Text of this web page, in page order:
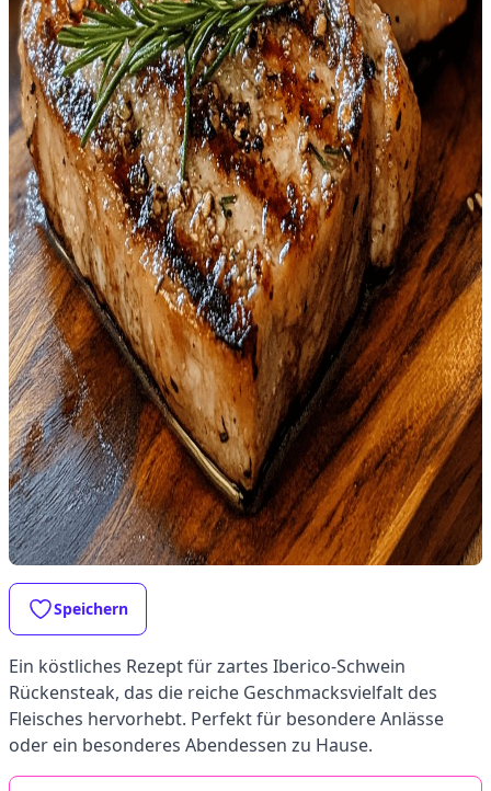
Speichern
Ein köstliches Rezept für zartes Iberico-Schwein
Rückensteak, das die reiche Geschmacksvielfalt des
Fleisches hervorhebt. Perfekt für besondere Anlässe
oder ein besonderes Abendessen zu Hause.